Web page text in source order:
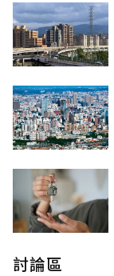
討論區